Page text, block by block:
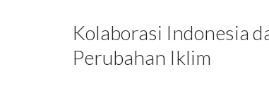
Kolaborasi Indonesia
Perubahan Iklim